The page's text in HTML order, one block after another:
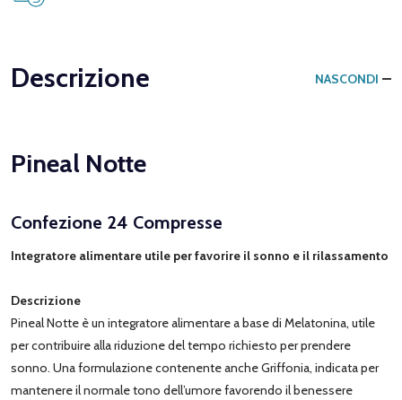
Descrizione NASCONDI
Pineal Notte
Confezione 24 Compresse
Integratore alimentare utile per favorire il sonno e il rilassamento
Descrizione
Pineal Notte è un integratore alimentare a base di Melatonina, utile
per contribuire alla riduzione del tempo richiesto per prendere
sonno. Una formulazione contenente anche Griffonia, indicata per
mantenere il normale tono dell’umore favorendo il benessere